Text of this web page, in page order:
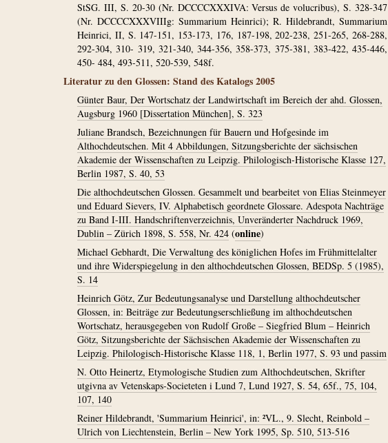
StSG. III, S. 20-30 (Nr. DCCCCXXXIVA: Versus de volucribus), S. 328-347
(Nr. DCCCCXXXVIIIg: Summarium Heinrici); R. Hildebrandt, Summarium
Heinrici, II, S. 147-151, 153-173, 176, 187-198, 202-238, 251-265, 268-288,
292-304, 310- 319, 321-340, 344-356, 358-373, 375-381, 383-422, 435-446,
450- 484, 493-511, 520-539, 548f.
Literatur zu den Glossen: Stand des Katalogs 2005
Günter Baur, Der Wortschatz der Landwirtschaft im Bereich der ahd. Glossen,
Augsburg 1960 [Dissertation München], S. 323
Juliane Brandsch, Bezeichnungen für Bauern und Hofgesinde im
Althochdeutschen. Mit 4 Abbildungen, Sitzungsberichte der sächsischen
Akademie der Wissenschaften zu Leipzig. Philologisch-Historische Klasse 127,
Berlin 1987, S. 40, 53
Die althochdeutschen Glossen. Gesammelt und bearbeitet von Elias Steinmeyer
und Eduard Sievers, IV. Alphabetisch geordnete Glossare. Adespota Nachträge
zu Band I-III. Handschriftenverzeichnis, Unveränderter Nachdruck 1969,
Dublin – Zürich 1898, S. 558, Nr. 424 (online)
Michael Gebhardt, Die Verwaltung des königlichen Hofes im Frühmittelalter
und ihre Widerspiegelung in den althochdeutschen Glossen, BEDSp. 5 (1985),
S. 14
Heinrich Götz, Zur Bedeutungsanalyse und Darstellung althochdeutscher
Glossen, in: Beiträge zur Bedeutungserschließung im althochdeutschen
Wortschatz, herausgegeben von Rudolf Große – Siegfried Blum – Heinrich
Götz, Sitzungsberichte der Sächsischen Akademie der Wissenschaften zu
Leipzig. Philologisch-Historische Klasse 118, 1, Berlin 1977, S. 93 und passim
N. Otto Heinertz, Etymologische Studien zum Althochdeutschen, Skrifter
utgivna av Vetenskaps-Societeten i Lund 7, Lund 1927, S. 54, 65f., 75, 104,
107, 140
Reiner Hildebrandt, 'Summarium Heinrici', in: ²VL., 9. Slecht, Reinbold –
Ulrich von Liechtenstein, Berlin – New York 1995, Sp. 510, 513-516